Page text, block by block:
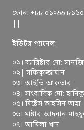
ফোন: +৮৮ ০১৭৬৬
ইডিটর প্যানেল:
০১। ব্যারিষ্টার মো:
০২| সফিকুজ্জামান
০৩। আইভি আকতার
০৪। সাংবাদিক মো:
০৫। মিষ্টেস তাহসিন তাহা
০৬। মাষ্টার আদনান
০৭। আমিলা খান